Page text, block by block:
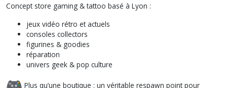
Concept store gaming & tattoo basé à Lyon :
jeux vidéo rétro et actuels
consoles collectors
figurines & goodies
réparation
univers geek & pop culture
Plus qu’une boutique : un véritable respawn point pour